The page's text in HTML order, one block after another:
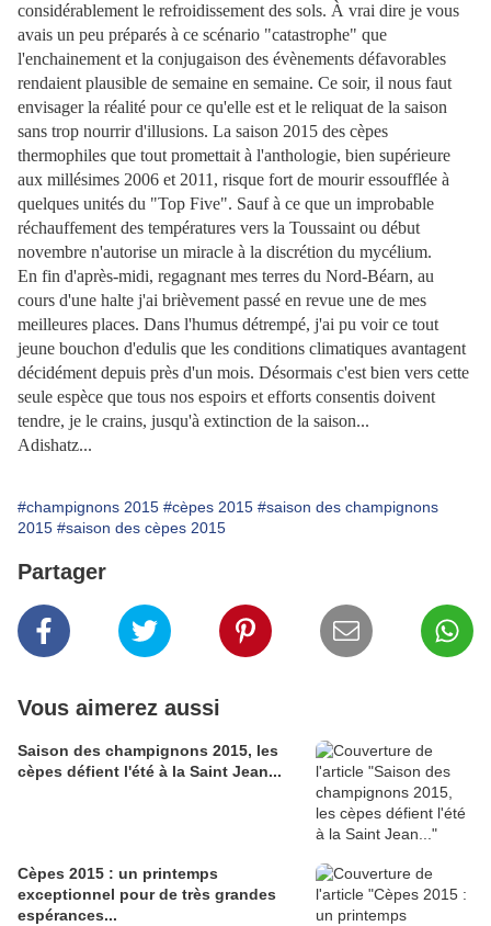
considérablement le refroidissement des sols. À vrai dire je vous
avais un peu préparés à ce scénario "catastrophe" que
l'enchainement et la conjugaison des évènements défavorables
rendaient plausible de semaine en semaine. Ce soir, il nous faut
envisager la réalité pour ce qu'elle est et le reliquat de la saison
sans trop nourrir d'illusions. La saison 2015 des cèpes
thermophiles que tout promettait à l'anthologie, bien supérieure
aux millésimes 2006 et 2011, risque fort de mourir essoufflée à
quelques unités du "Top Five". Sauf à ce que un improbable
réchauffement des températures vers la Toussaint ou début
novembre n'autorise un miracle à la discrétion du mycélium.
En fin d'après-midi, regagnant mes terres du Nord-Béarn, au
cours d'une halte j'ai brièvement passé en revue une de mes
meilleures places. Dans l'humus détrempé, j'ai pu voir ce tout
jeune bouchon d'edulis que les conditions climatiques avantagent
décidément depuis près d'un mois. Désormais c'est bien vers cette
seule espèce que tous nos espoirs et efforts consentis doivent
tendre, je le crains, jusqu'à extinction de la saison...
Adishatz...
#champignons 2015 #cèpes 2015 #saison des champignons
2015 #saison des cèpes 2015
Partager
Vous aimerez aussi
Saison des champignons 2015, les
cèpes défient l'été à la Saint Jean...
Cèpes 2015 : un printemps
exceptionnel pour de très grandes
espérances...